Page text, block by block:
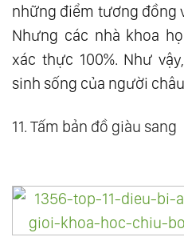
những điểm tương đồng
Nhưng các nhà khoa
xác thực 100%. Như
sinh sống của người
11. Tấm bản đồ giàu sang